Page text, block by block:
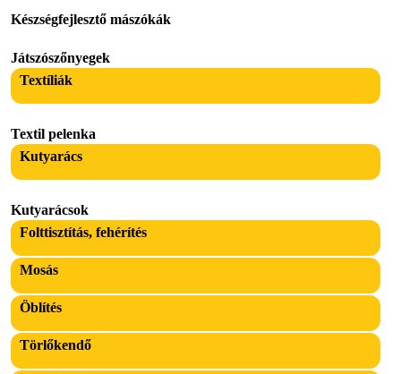
Készségfejlesztő mászókák
Játszószőnyegek
Textíliák
Textil pelenka
Kutyarács
Kutyarácsok
Folttisztítás, fehérítés
Mosás
Öblítés
Törlőkendő